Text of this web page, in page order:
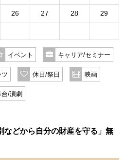
26 27 28 29
イベント キャリア/セミナー
ツ 休日/祭日 映画
台/演劇
などから自分の財産を守る」無